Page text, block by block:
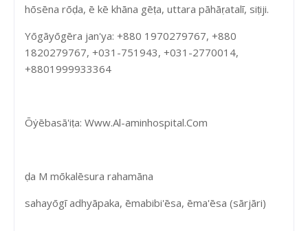
hōsēna rōḍa, ē kē khāna gēṭa, uttara pāhāṛatalī, siṭiji.
Yōgāyōgēra jan'ya: +880 1970279767, +880
1820279767, +031-751943, +031-2770014,
+8801999933364
Ōẏēbasā'iṭa: Www.Al-aminhospital.Com
ḍa M mōkalēsura rahamāna
sahayōgī adhyāpaka, ēmabibi'ēsa, ēma'ēsa (sārjāri)